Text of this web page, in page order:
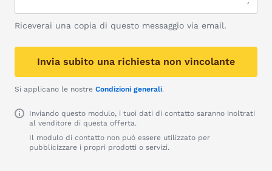
Riceverai una copia di questo messaggio via email.
Invia subito una richiesta non vincolante
Si applicano le nostre Condizioni generali.
Inviando questo modulo, i tuoi dati di contatto saranno inoltrati
al venditore di questa offerta.
Il modulo di contatto non può essere utilizzato per
pubblicizzare i propri prodotti o servizi.